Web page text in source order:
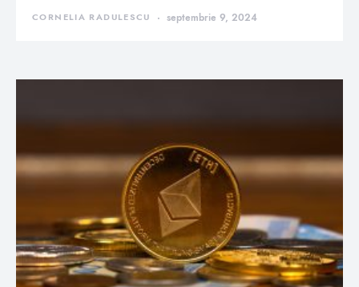
CORNELIA RADULESCU septembrie 9, 2024